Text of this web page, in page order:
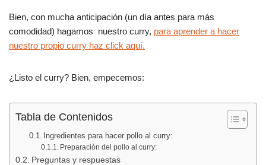
o
k
p
Bien, con mucha anticipación (un día antes para más
comodidad) hagamos nuestro curry, para aprender a hacer
nuestro propio curry haz click aquí.
¿Listo el curry? Bien, empecemos:
Tabla de Contenidos
Ingredientes para hacer pollo al curry:
Preparación del pollo al curry:
Preguntas y respuestas